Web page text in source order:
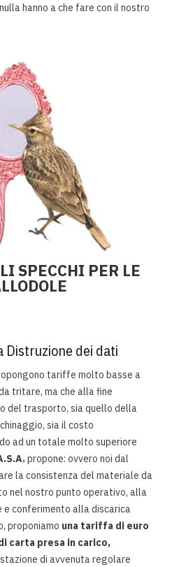
hanno a che fare con il nostro
SPECCHI PER LE
Distruzione dei dati
tariffe molto basse a
tritare, ma che alla fine
del trasporto, sia quello della
sia il costo
ad un totale molto superiore
propone: ovvero noi dal
la consistenza del materiale da
nel nostro punto operativo, alla
e conferimento alla discarica
proponiamo una tariffa di euro
carta presa in carico,
di avvenuta regolare